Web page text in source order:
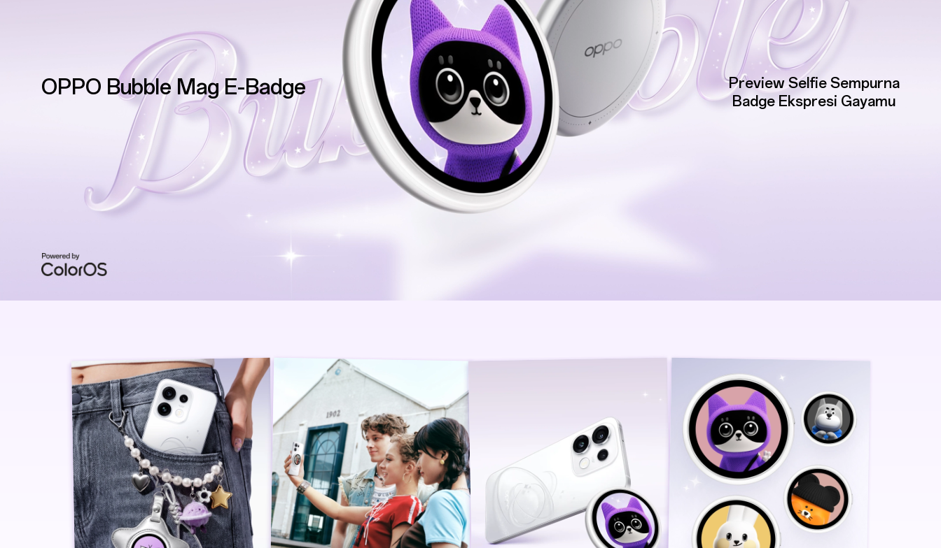
OPPO Bubble Mag E-Badge
Preview Selfie Sempurna
Badge Ekspresi Gayamu